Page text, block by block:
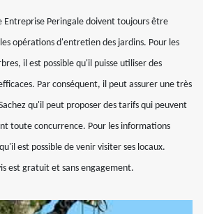
Entreprise Peringale doivent toujours être
opérations d'entretien des jardins. Pour les
il est possible qu'il puisse utiliser des
Par conséquent, il peut assurer une très
qu'il peut proposer des tarifs qui peuvent
toute concurrence. Pour les informations
est possible de venir visiter ses locaux.
est gratuit et sans engagement.